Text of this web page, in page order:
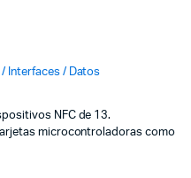
Interfaces / Datos
NFC de 13.
microcontroladoras como